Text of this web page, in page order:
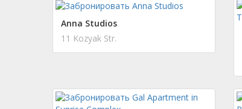
Anna Studios
11 Kozyak Str.